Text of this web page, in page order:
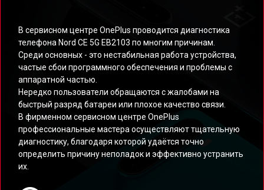
В сервисном центре OnePlus проводится диагностика
телефона Nord CE 5G EB2103 по многим причинам.
Среди основных - это нестабильная работа устройства,
частые сбои программного обеспечения и проблемы с
аппаратной частью.
Нередко пользователи обращаются с жалобами на
быстрый разряд батареи или плохое качество связи.
В фирменном сервисном центре OnePlus
профессиональные мастера осуществляют тщательную
диагностику, благодаря которой удаётся точно
определить причину неполадок и эффективно устранить
их.